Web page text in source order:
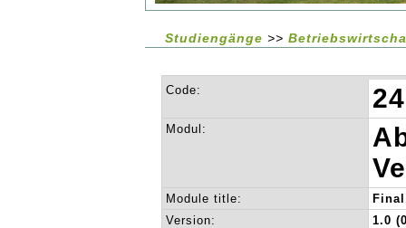
Studiengänge >>
Code:
Modul:
Module title:
Version:
1.0